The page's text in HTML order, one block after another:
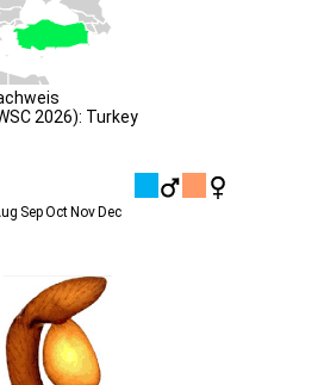
2026): Turkey
SepOct Nov Dec